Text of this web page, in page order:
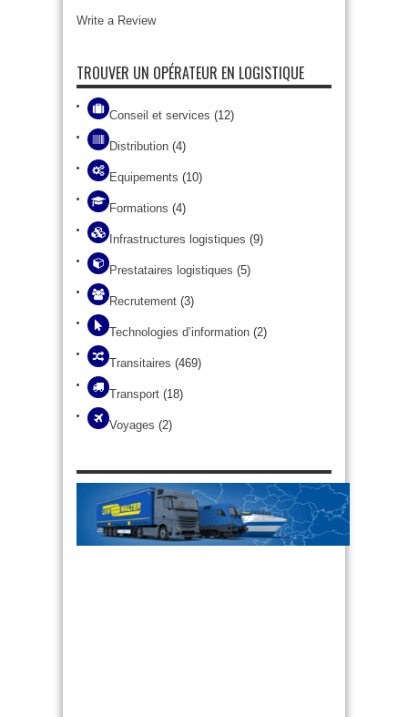
Write a Review
TROUVER UN OPÉRATEUR EN LOGISTIQUE
Conseil et services (12)
Distribution (4)
Equipements (10)
Formations (4)
Infrastructures logistiques (9)
Prestataires logistiques (5)
Recrutement (3)
Technologies d’information (2)
Transitaires (469)
Transport (18)
Voyages (2)